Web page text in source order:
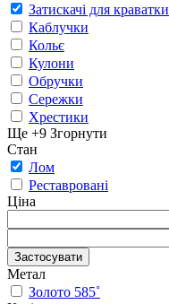
Затискачі для краватки
Каблучки
Кольє
Кулони
Обручки
Сережки
Хрестики
Ще +9 Згорнути
Стан
Лом
Реставровані
Ціна
Застосувати
Метал
Золото 585˚